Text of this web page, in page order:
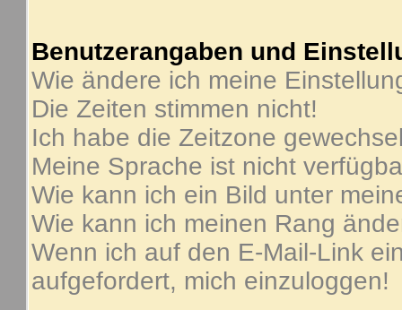
Benutzerangaben und
Wie ändere ich meine
Die Zeiten stimmen nicht!
Ich habe die Zeitzone
Meine Sprache ist nicht
Wie kann ich ein Bild unter
Wie kann ich meinen Rang
Wenn ich auf den E-Mail-Link
aufgefordert, mich einzuloggen!